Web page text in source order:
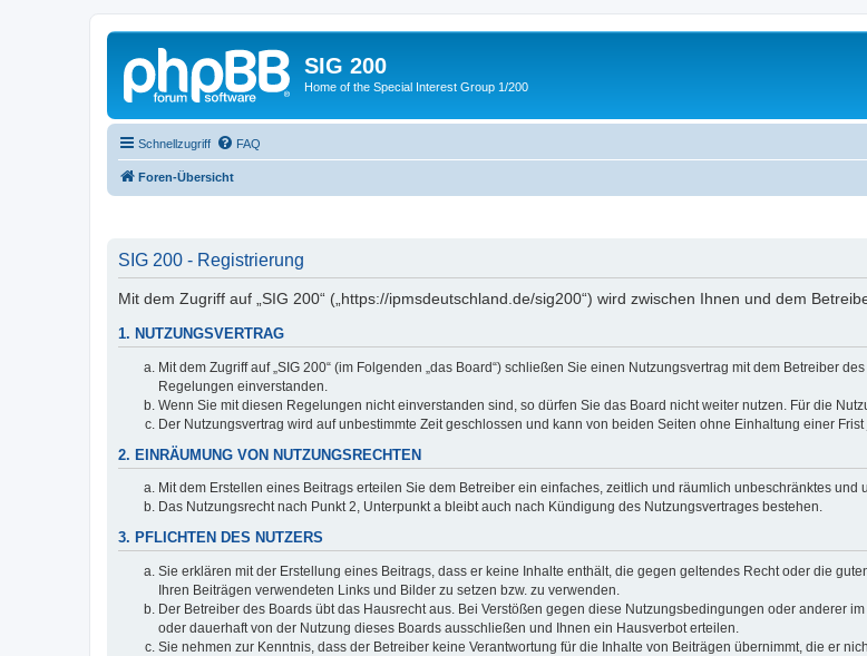
SIG 200
Home of the Special Interest Group 1/200
Schnellzugriff FAQ
Foren-Übersicht
SIG 200 - Registrierung
Mit dem Zugriff auf „SIG 200“ („https://ipmsdeutschland.de/sig200“) wird zwischen Ihnen und dem
1. NUTZUNGSVERTRAG
Mit dem Zugriff auf „SIG 200“ (im Folgenden „das Board“) schließen Sie einen Nutzungsvertrag mit dem Betreiber
Regelungen einverstanden.
Wenn Sie mit diesen Regelungen nicht einverstanden sind, so dürfen Sie das Board nicht weiter nutzen. Für die
Der Nutzungsvertrag wird auf unbestimmte Zeit geschlossen und kann von beiden Seiten ohne Einhaltung einer
2. EINRÄUMUNG VON NUTZUNGSRECHTEN
Mit dem Erstellen eines Beitrags erteilen Sie dem Betreiber ein einfaches, zeitlich und räumlich unbeschränktes
Das Nutzungsrecht nach Punkt 2, Unterpunkt a bleibt auch nach Kündigung des Nutzungsvertrages bestehen.
3. PFLICHTEN DES NUTZERS
Sie erklären mit der Erstellung eines Beitrags, dass er keine Inhalte enthält, die gegen geltendes Recht oder die
Ihren Beiträgen verwendeten Links und Bilder zu setzen bzw. zu verwenden.
Der Betreiber des Boards übt das Hausrecht aus. Bei Verstößen gegen diese Nutzungsbedingungen oder anderer
oder dauerhaft von der Nutzung dieses Boards ausschließen und Ihnen ein Hausverbot erteilen.
Sie nehmen zur Kenntnis, dass der Betreiber keine Verantwortung für die Inhalte von Beiträgen übernimmt, die er